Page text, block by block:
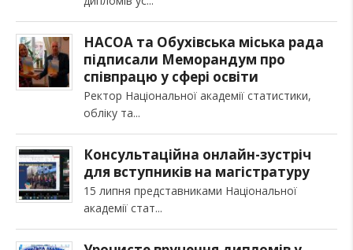
НАСОА та Обухівська міська рада
підписали Меморандум про
співпрацю у сфері освіти
Ректор Національної академії статистики,
обліку та
Консультаційна онлайн-зустріч
для вступників на магістратуру
15 липня представниками Національної
академії стат